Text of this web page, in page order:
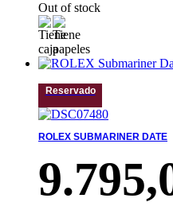
Out of stock
Reservado
ROLEX SUBMARINER DATE